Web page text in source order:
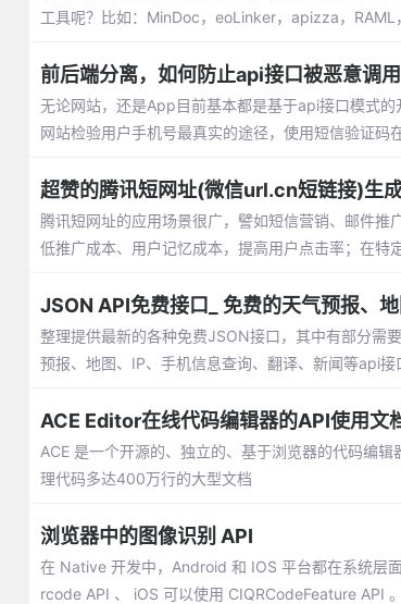
工具呢？比如：MinDoc，eoLinker，apizza，
前后端分离，如何防止api接口被恶意调
无论网站，还是App目前基本都是基于api接口模式
网站检验用户手机号最真实的途径，使用短信验证码
超赞的腾讯短网址(微信url.cn短链接)生
腾讯短网址的应用场景很广，譬如短信营销、邮件
低推广成本、用户记忆成本，提高用户点击率；在
JSON API免费接口_ 免费的天气预报、
整理提供最新的各种免费JSON接口，其中有部分需
预报、地图、IP、手机信息查询、翻译、新闻等api接
ACE Editor在线代码编辑器的API使用文
ACE 是一个开源的、独立的、基于浏览器的代码编
理代码多达400万行的大型文档
浏览器中的图像识别 API
在 Native 开发中，Android 和 IOS 平台都在系统层
rcode API 、 iOS 可以使用 CIQRCodeFeature API 。